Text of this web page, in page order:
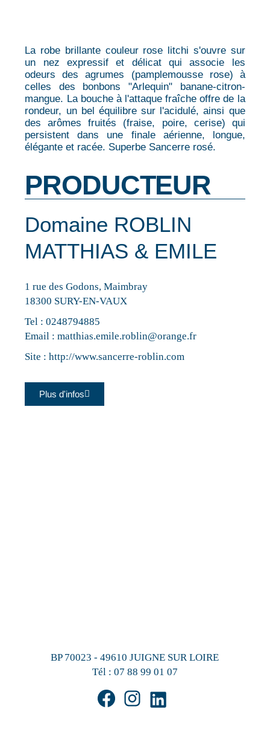
La robe brillante couleur rose litchi s'ouvre sur
un nez expressif et délicat qui associe les
odeurs des agrumes (pamplemousse rose) à
celles des bonbons "Arlequin" banane-citron-
mangue. La bouche à l'attaque fraîche offre de la
rondeur, un bel équilibre sur l'acidulé, ainsi que
des arômes fruités (fraise, poire, cerise) qui
persistent dans une finale aérienne, longue,
élégante et racée. Superbe Sancerre rosé.
PRODUCTEUR
Domaine ROBLIN
MATTHIAS & EMILE
1 rue des Godons, Maimbray
18300 SURY-EN-VAUX
Tel :0248794885
Email :matthias.emile.roblin@orange.fr
Site :http://www.sancerre-roblin.com
Plus d'infos
BP 70023 - 49610 JUIGNE SUR LOIRE
Tél : 07 88 99 01 07